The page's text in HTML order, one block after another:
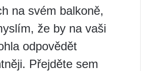
na svém balkoně,
že by na vaši
odpovědět
Přejděte sem